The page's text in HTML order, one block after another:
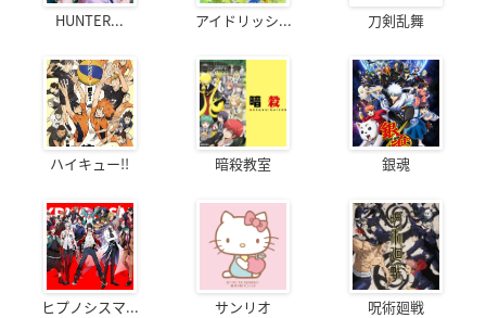
HUNTER... アイドリッシ... 刀剣乱舞
ハイキュー!! 暗殺教室 銀魂
ヒプノシスマ... サンリオ 呪術廻戦